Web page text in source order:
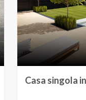
Casa singola